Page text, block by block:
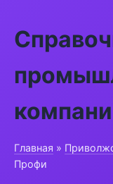
Главная »
Профи